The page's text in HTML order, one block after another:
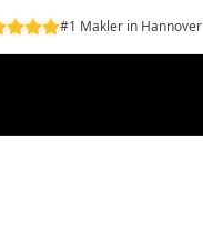
#1 Makler in Hannover